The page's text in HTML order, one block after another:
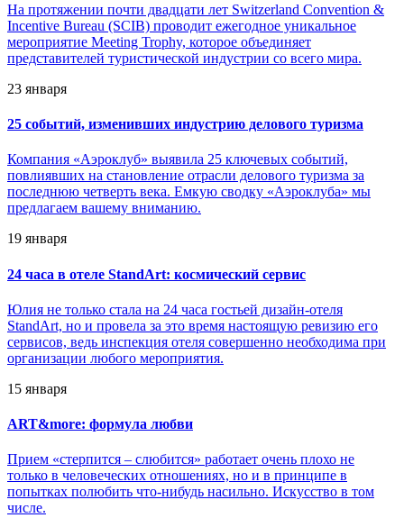
На протяжении почти двадцати лет Switzerland Convention &
Incentive Bureau (SCIB) проводит ежегодное уникальное
мероприятие Meeting Trophy, которое объединяет
представителей туристической индустрии со всего мира.
23 января
25 событий, изменивших индустрию делового туризма
Компания «Аэроклуб» выявила 25 ключевых событий,
повлиявших на становление отрасли делового туризма за
последнюю четверть века. Емкую сводку «Аэроклуба» мы
предлагаем вашему вниманию.
19 января
24 часа в отеле StandArt: космический сервис
Юлия не только стала на 24 часа гостьей дизайн-отеля
StandArt, но и провела за это время настоящую ревизию его
сервисов, ведь инспекция отеля совершенно необходима при
организации любого мероприятия.
15 января
ART&more: формула любви
Прием «стерпится – слюбится» работает очень плохо не
только в человеческих отношениях, но и в принципе в
попытках полюбить что-нибудь насильно. Искусство в том
числе.